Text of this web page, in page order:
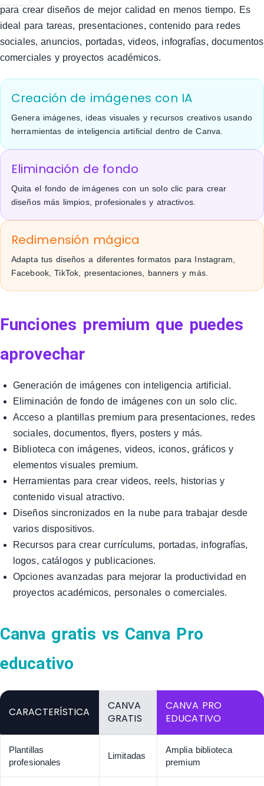
para crear diseños de mejor calidad en menos tiempo. Es
ideal para tareas, presentaciones, contenido para redes
sociales, anuncios, portadas, videos, infografías, documentos
comerciales y proyectos académicos.
Creación de imágenes con IA
Genera imágenes, ideas visuales y recursos creativos usando
herramientas de inteligencia artificial dentro de Canva.
Eliminación de fondo
Quita el fondo de imágenes con un solo clic para crear
diseños más limpios, profesionales y atractivos.
Redimensión mágica
Adapta tus diseños a diferentes formatos para Instagram,
Facebook, TikTok, presentaciones, banners y más.
Funciones premium que puedes
aprovechar
Generación de imágenes con inteligencia artificial.
Eliminación de fondo de imágenes con un solo clic.
Acceso a plantillas premium para presentaciones, redes
sociales, documentos, flyers, posters y más.
Biblioteca con imágenes, videos, iconos, gráficos y
elementos visuales premium.
Herramientas para crear videos, reels, historias y
contenido visual atractivo.
Diseños sincronizados en la nube para trabajar desde
varios dispositivos.
Recursos para crear currículums, portadas, infografías,
logos, catálogos y publicaciones.
Opciones avanzadas para mejorar la productividad en
proyectos académicos, personales o comerciales.
Canva gratis vs Canva Pro
educativo
CARACTERÍSTICA
CANVA
GRATIS
CANVA PRO
EDUCATIVO
Plantillas
profesionales
Limitadas
Amplia biblioteca
premium